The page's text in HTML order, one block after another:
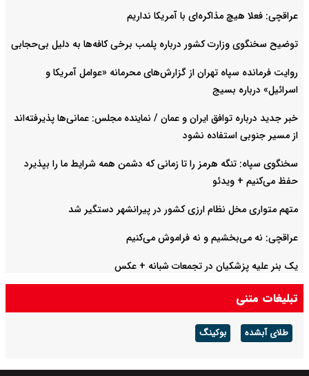
عراقچی: فعلا هیچ مذاکره‌ای با آمریکا نداریم
توضیح سخنگوی وزارت کشور درباره پلمب برخی کافه‌ها به دلیل بی‌حجابی
روایت فرمانده سپاه تهران از گزارش‌های محرمانه «عوامل آمریکا و
اسرائیل» درباره بسیج
خبر جدید درباره توافق ایران و عمان / نماینده مجلس: عمانی‌ها پذیرفته‌اند
از مسیر جنوبی استفاده نشود
سخنگوی سپاه: تنگه هرمز را تا زمانی که دشمن همه شرایط ما را بپذیرد
حفظ می‌کنیم + ویدئو
متهم متواری مخل نظام ارزی کشور در پیرانشهر دستگیر شد
عراقچی: نه می‌بخشیم و نه فراموش می‌کنیم
یک بنر علیه پزشکیان در تجمعات شبانه +‌ عکس
تبلیغات متنی
طلای آبشده بوکینگ